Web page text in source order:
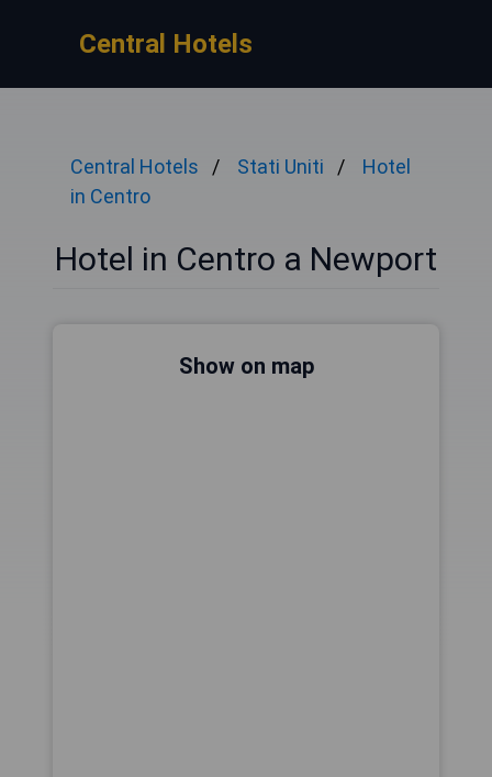
Central Hotels
Central Hotels Stati Uniti
Hotel
in Centro
Hotel in Centro a Newport
Show on map